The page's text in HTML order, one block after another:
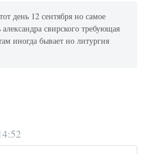
день 12 сентября но самое
александра свирского требующая
иногда бывает но литургия